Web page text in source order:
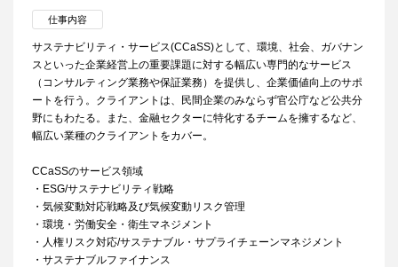
仕事内容
サステナビリティ・サービス(CCaSS)として、環境、社会、ガバナン
スといった企業経営上の重要課題に対する幅広い専門的なサービス
（コンサルティング業務や保証業務）を提供し、企業価値向上のサポ
ートを行う。クライアントは、民間企業のみならず官公庁など公共分
野にもわたる。また、金融セクターに特化するチームを擁するなど、
幅広い業種のクライアントをカバー。
CCaSSのサービス領域
・ESG/サステナビリティ戦略
・気候変動対応戦略及び気候変動リスク管理
・環境・労働安全・衛生マネジメント
・人権リスク対応/サステナブル・サプライチェーンマネジメント
・サステナブルファイナンス